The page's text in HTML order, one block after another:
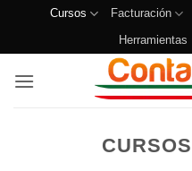
contenido
Cursos Facturación
Herramientas